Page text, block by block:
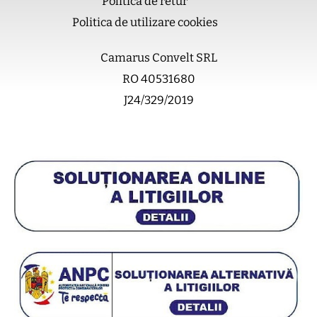
Politica de utilizare cookies
Camarus Convelt SRL
RO 40531680
J24/329/2019